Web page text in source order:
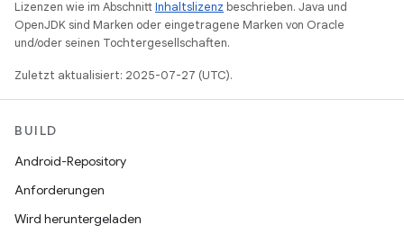
Lizenzen wie im AbschnittInhaltslizenz beschrieben. Java und
OpenJDK sind Marken oder eingetragene Marken von Oracle
und/oder seinen Tochtergesellschaften.
Zuletzt aktualisiert: 2025-07-27 (UTC).
BUILD
Android-Repository
Anforderungen
Wird heruntergeladen